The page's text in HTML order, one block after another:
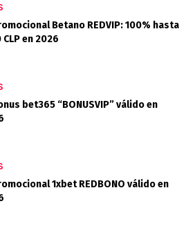
Betano REDVIP: 100% hasta
en 2026
bet365 “BONUSVIP” válido en
1xbet REDBONO válido en